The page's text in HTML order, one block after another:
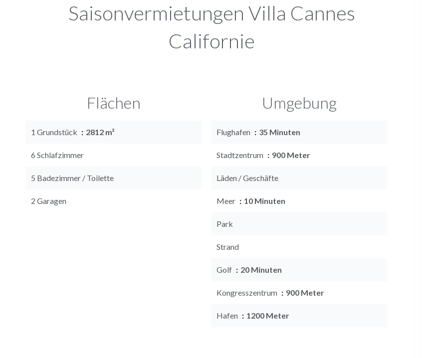
Saisonvermietungen Villa Cannes
Californie
Flächen
1 Grundstück 2812 m²
6 Schlafzimmer
5 Badezimmer / Toilette
2 Garagen
Umgebung
Flughafen 35 Minuten
Stadtzentrum 900 Meter
Läden / Geschäfte
Meer 10 Minuten
Park
Strand
Golf 20 Minuten
Kongresszentrum 900 Meter
Hafen 1200 Meter